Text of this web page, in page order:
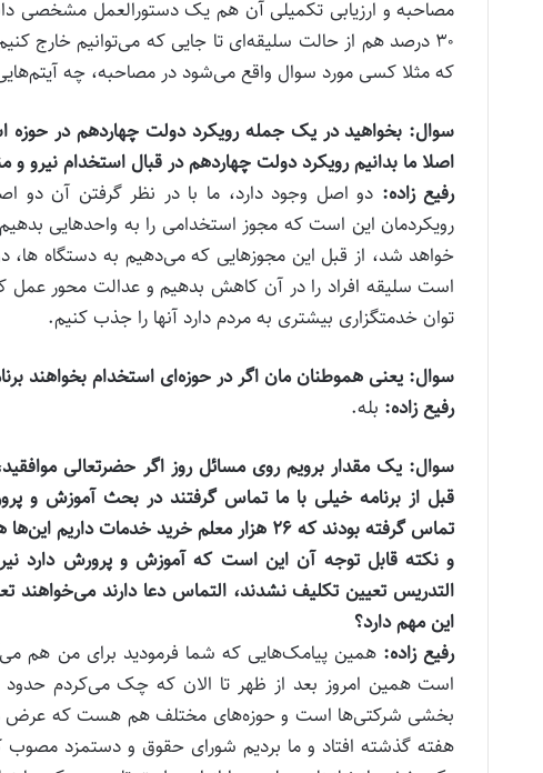
مصاحبه و ارزیابی تکمیلی آن هم یک دستورالعمل مشخصی
۳۰ درصد هم از حالت سلیقه‌ای تا جایی که می‌توانیم خارج
که مثلا کسی مورد سوال واقع می‌شود در مصاحبه، چه
سوال: بخواهید در یک جمله رویکرد دولت چهاردهم در حوزه
اصلا ما بدانیم رویکرد دولت چهاردهم در قبال استخدام
رفیع زاده: دو اصل وجود دارد، ما با در نظر گرفتن آن دو
رویکردمان این است که مجوز استخدامی را به واحد‌هایی
خواهد شد، از قبل این مجوز‌هایی که می‌دهیم به دستگاه ها،
است سلیقه افراد را در آن کاهش بدهیم و عدالت محور
توان خدمتگزاری بیشتری به مردم دارد آنها را جذب کنیم.
سوال: یعنی هموطنان مان اگر در حوزه‌ای استخدام بخواهند
رفیع زاده: بله.
سوال: یک مقدار برویم روی مسائل روز اگر حضرتعالی
قبل از برنامه خیلی با ما تماس گرفتند در بحث آموزش و
تماس گرفته بودند که ۲۶ هزار معلم خرید
و نکته قابل توجه آن این است که آموزش و پرورش دارد
التدریس تعیین تکلیف نشدند، التماس دعا دارند می‌خواهند
این مهم دارد؟
رفیع زاده: همین پیامک‌هایی که شما فرمودید برای من هم
بخشی شرکتی‌ها است و حوزه‌های مختلف هم هست که عرض
هفته گذشته افتاد و ما بردیم شورای حقوق و دستمزد